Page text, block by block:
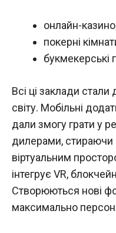
онлайн-
покерні
букмекерські
Всі ці заклади стали
світу. Мобільні
дали змогу грати у
дилерами, стираючи
віртуальним
інтегрує VR,
Створюються нові
максимально